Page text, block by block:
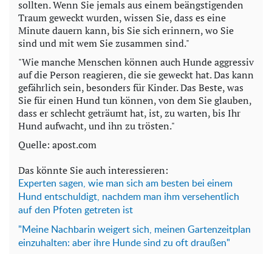
sollten. Wenn Sie jemals aus einem beängstigenden
Traum geweckt wurden, wissen Sie, dass es eine
Minute dauern kann, bis Sie sich erinnern, wo Sie
sind und mit wem Sie zusammen sind."
"Wie manche Menschen können auch Hunde aggressiv
auf die Person reagieren, die sie geweckt hat. Das kann
gefährlich sein, besonders für Kinder. Das Beste, was
Sie für einen Hund tun können, von dem Sie glauben,
dass er schlecht geträumt hat, ist, zu warten, bis Ihr
Hund aufwacht, und ihn zu trösten."
Quelle: apost.com
Das könnte Sie auch interessieren:
Experten sagen, wie man sich am besten bei einem
Hund entschuldigt, nachdem man ihm versehentlich
auf den Pfoten getreten ist
"Meine Nachbarin weigert sich, meinen Gartenzeitplan
einzuhalten: aber ihre Hunde sind zu oft draußen"